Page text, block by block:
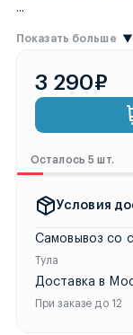
...
Показать больше
3 290₽
Осталось 5 шт.
Условия
Самовывоз со
Тула
Доставка в
При заказе до 12